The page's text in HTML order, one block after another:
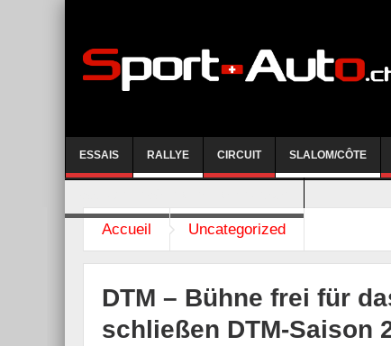
ESSAIS RALLYE CIRCUIT SLALOM/CÔTE
Accueil Uncategorized
DTM – Bühne frei für
schließen DTM-Saison